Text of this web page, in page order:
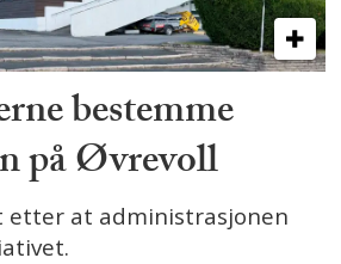
bestemme
på Øvrevoll
etter at administrasjonen